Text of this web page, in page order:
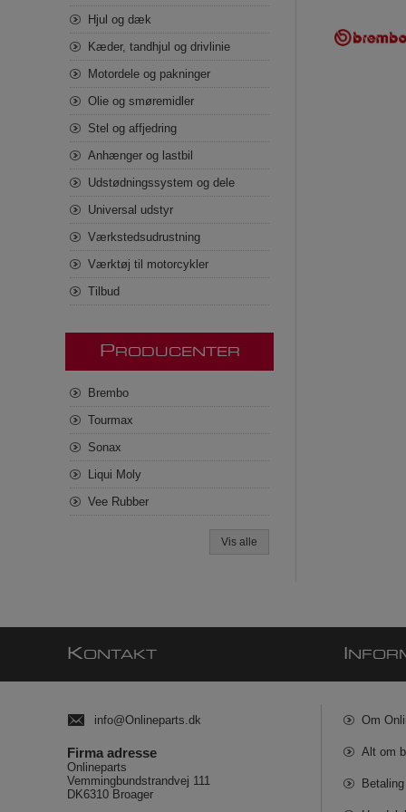
Hjul og dæk
Kæder, tandhjul og drivlinie
Motordele og pakninger
Olie og smøremidler
Stel og affjedring
Anhænger og lastbil
Udstødningssystem og dele
Universal udstyr
Værkstedsudrustning
Værktøj til motorcykler
Tilbud
P RODUCENTER
Brembo
Tourmax
Sonax
Liqui Moly
Vee Rubber
Vis alle
KONTAKT
info@Onlineparts.dk
Firma adresse
Onlineparts
Vemmingbundstrandvej 111
DK6310 Broager
Om
Alt om
Betaling